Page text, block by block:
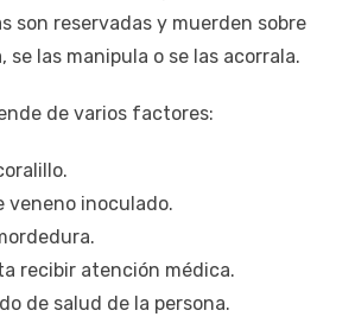
son reservadas y muerden sobre
se las manipula o se las acorrala.
de varios factores:
veneno inoculado.
recibir atención médica.
de salud de la persona.